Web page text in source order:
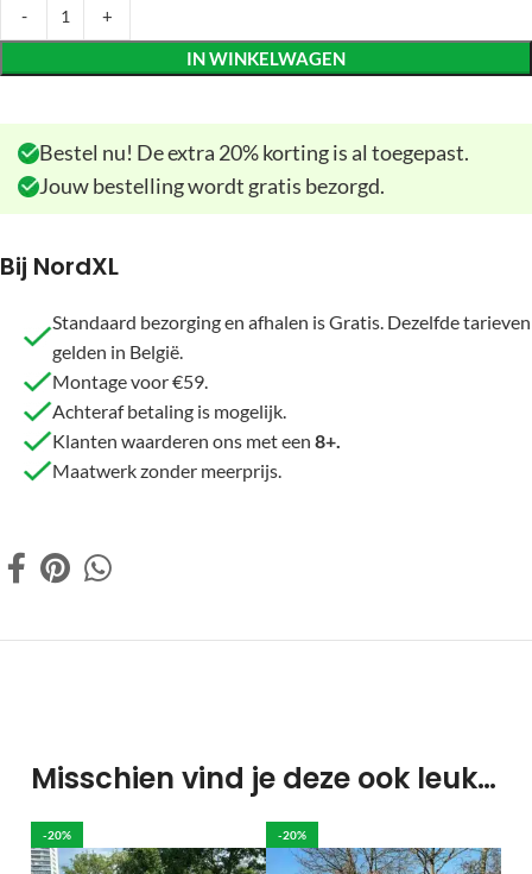
IN WINKELWAGEN
Bestel nu! De extra 20% korting is al toegepast.
Jouw bestelling wordt gratis bezorgd.
Bij NordXL
Standaard bezorging en afhalen is Gratis. Dezelfde tarieven
gelden in België.
Montage voor €59.
Achteraf betaling is mogelijk.
Klanten waarderen ons met een 8+.
Maatwerk zonder meerprijs.
Misschien vind je deze ook leuk…
-20% -20%